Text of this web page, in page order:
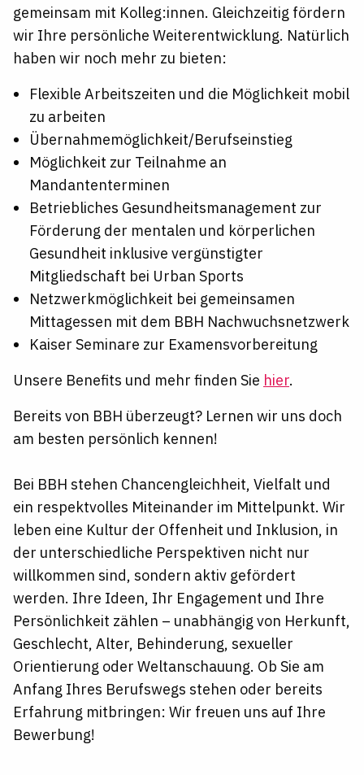
gemeinsam mit Kolleg:innen. Gleichzeitig fördern
wir Ihre persönliche Weiterentwicklung. Natürlich
haben wir noch mehr zu bieten:
Flexible Arbeitszeiten und die Möglichkeit mobil
zu arbeiten
Übernahmemöglichkeit/Berufseinstieg
Möglichkeit zur Teilnahme an
Mandantenterminen
Betriebliches Gesundheitsmanagement zur
Förderung der mentalen und körperlichen
Gesundheit inklusive vergünstigter
Mitgliedschaft bei Urban Sports
Netzwerkmöglichkeit bei gemeinsamen
Mittagessen mit dem BBH Nachwuchsnetzwerk
Kaiser Seminare zur Examensvorbereitung
Unsere Benefits und mehr finden Sie hier.
Bereits von BBH überzeugt? Lernen wir uns doch
am besten persönlich kennen!
Bei BBH stehen Chancengleichheit, Vielfalt und
ein respektvolles Miteinander im Mittelpunkt. Wir
leben eine Kultur der Offenheit und Inklusion, in
der unterschiedliche Perspektiven nicht nur
willkommen sind, sondern aktiv gefördert
werden. Ihre Ideen, Ihr Engagement und Ihre
Persönlichkeit zählen – unabhängig von Herkunft,
Geschlecht, Alter, Behinderung, sexueller
Orientierung oder Weltanschauung. Ob Sie am
Anfang Ihres Berufswegs stehen oder bereits
Erfahrung mitbringen: Wir freuen uns auf Ihre
Bewerbung!